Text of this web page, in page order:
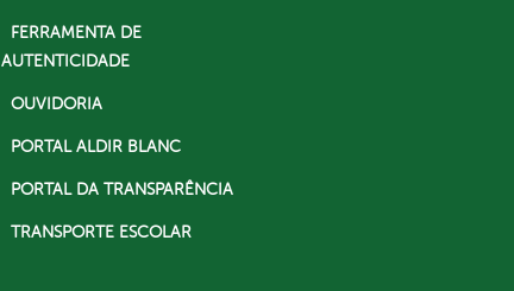
FERRAMENTA DE
AUTENTICIDADE
OUVIDORIA
PORTAL ALDIR BLANC
PORTAL DA TRANSPARÊNCIA
TRANSPORTE ESCOLAR